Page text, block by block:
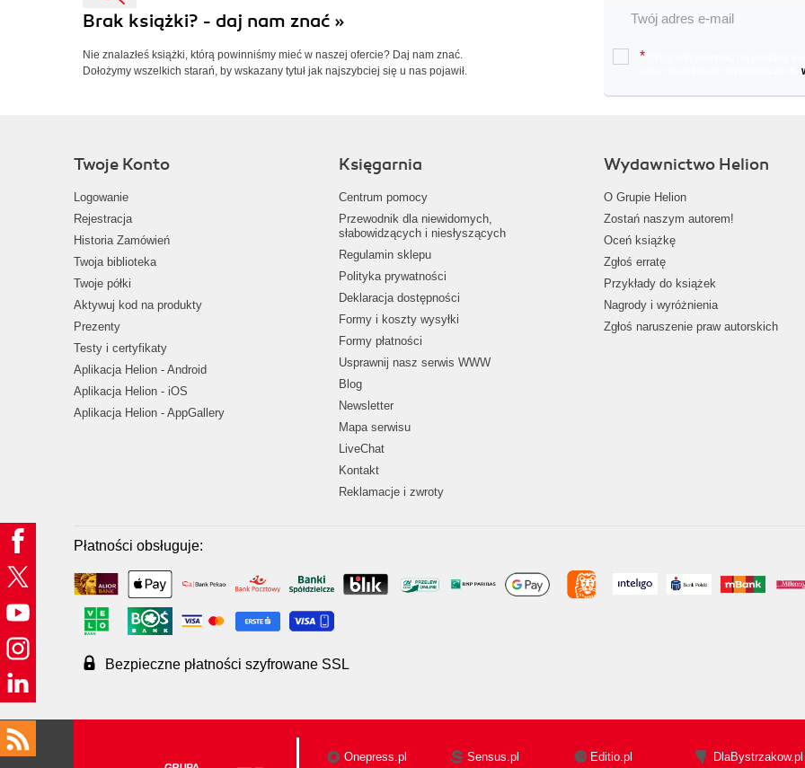
Brak książki? - daj nam znać »
Nie znalazłeś książki, którą powinniśmy mieć w naszej ofercie? Daj nam znać.
Dołożymy wszelkich starań, by wskazany tytuł jak najszybciej się u nas pojawił.
*
Twoje Konto
Logowanie
Rejestracja
Historia Zamówień
Twoja biblioteka
Twoje półki
Aktywuj kod na produkty
Prezenty
Testy i certyfikaty
Aplikacja Helion - Android
Aplikacja Helion - iOS
Aplikacja Helion - AppGallery
Księgarnia
Centrum pomocy
Przewodnik dla niewidomych,
słabowidzących i niesłyszących
Regulamin sklepu
Polityka prywatności
Deklaracja dostępności
Formy i koszty wysyłki
Formy płatności
Usprawnij nasz serwis WWW
Blog
Newsletter
Mapa serwisu
LiveChat
Kontakt
Reklamacje i zwroty
Wydawnictwo Helion
O Grupie Helion
Zostań naszym autorem!
Oceń książkę
Zgłoś erratę
Przykłady do książek
Nagrody i wyróżnienia
Zgłoś naruszenie praw autorskich
Płatności obsługuje:
Bezpieczne płatności szyfrowane SSL
Onepress.pl Sensus.pl Editio.pl DlaBystrzakow.pl